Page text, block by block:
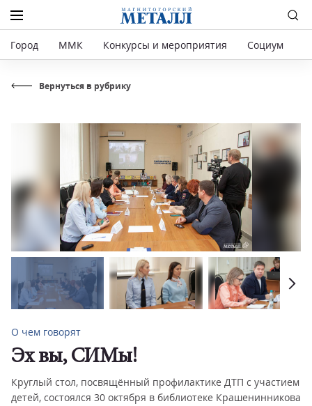
Город ММК Конкурсы и мероприятия Социум
Вернуться в рубрику
О чем говорят
Эх вы, СИМы!
Круглый стол, посвящённый профилактике ДТП с участием
детей, состоялся 30 октября в библиотеке Крашенинникова